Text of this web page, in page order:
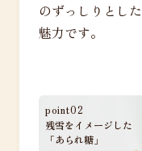
のずっしりとし
魅力です。
point02
残雪をイメージした
「あられ糖」